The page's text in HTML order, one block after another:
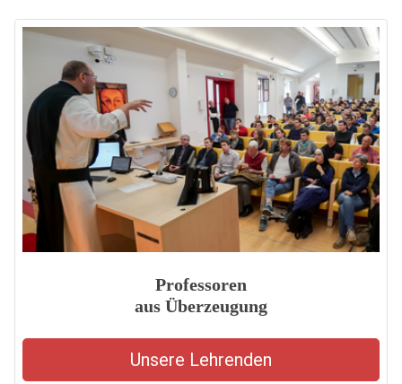
Professoren
aus Überzeugung
Unsere Lehrenden